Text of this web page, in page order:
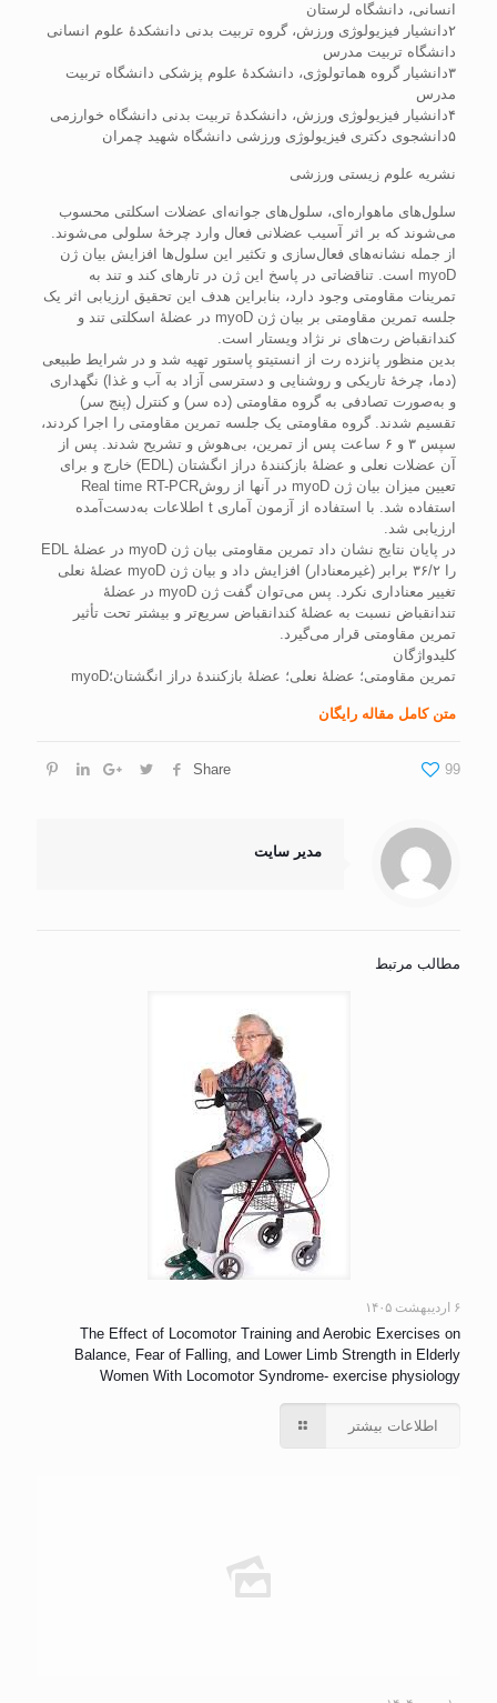
انسانی، دانشگاه لرستان
۲دانشیار فیزیولوژی ورزش، گروه تربیت بدنی دانشکدۀ علوم انسانی
دانشگاه تربیت مدرس
۳دانشیار گروه هماتولوژی، دانشکدۀ علوم پزشکی دانشگاه تربیت
مدرس
۴دانشیار فیزیولوژی ورزش، دانشکدۀ تربیت بدنی دانشگاه خوارزمی
۵دانشجوی دکتری فیزیولوژی ورزشی دانشگاه شهید چمران
نشریه علوم زیستی ورزشی
سلول‌های ماهواره‌ای، سلول‌های جوانه‌ای عضلات اسکلتی محسوب
می‌شوند که بر اثر آسیب عضلانی فعال وارد چرخۀ سلولی می‌شوند.
از جمله نشانه‌های فعال‌سازی و تکثیر این سلول‌ها افزایش بیان ژن
myoD است. تناقضاتی در پاسخ این ژن در تارهای کند و تند به
تمرینات مقاومتی وجود دارد، بنابراین هدف این تحقیق ارزیابی اثر یک
جلسه تمرین مقاومتی بر بیان ژن myoD در عضلۀ اسکلتی تند و
کندانقباض رت‌های نر نژاد ویستار است.
بدین منظور پانزده رت از انستیتو پاستور تهیه شد و در شرایط طبیعی
(دما، چرخۀ تاریکی و روشنایی و دسترسی آزاد به آب و غذا) نگهداری
و به‌صورت تصادفی به گروه مقاومتی (ده سر) و کنترل (پنج سر)
تقسیم شدند. گروه مقاومتی یک جلسه تمرین مقاومتی را اجرا کردند،
سپس ۳ و ۶ ساعت پس از تمرین، بی‌هوش و تشریح شدند. پس از
آن عضلات نعلی و عضلۀ بازکنندۀ دراز انگشتان (EDL) خارج و برای
استفاده شد. با استفاده از آزمون آماری t اطلاعات به‌دست‌آمده
ارزیابی شد.
در پایان نتایج نشان داد تمرین مقاومتی بیان ژن myoD در عضلۀ EDL
را ۳۶/۲ برابر (غیرمعنادار) افزایش داد و بیان ژن myoD عضلۀ نعلی
تغییر معناداری نکرد. پس می‌توان گفت ژن myoD در عضلۀ
تندانقباض نسبت به عضلۀ کندانقباض سریع‌تر و بیشتر تحت تأثیر
تمرین مقاومتی قرار می‌گیرد.
کلیدواژگان
تمرین مقاومتی؛ عضلۀ نعلی؛ عضلۀ بازکنندۀ دراز انگشتان؛myoD
متن کامل مقاله رایگان
Share 99
مدیر سایت
مطالب مرتبط
۶ اردیبهشت ۱۴۰۵
The Effect of Locomotor Training and Aerobic Exercises on
Balance, Fear of Falling, and Lower Limb Strength in Elderly
Women With Locomotor Syndrome- exercise physiology
اطلاعات بیشتر